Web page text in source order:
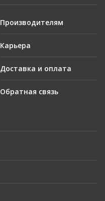
Производителям
Карьера
Доставка и оплата
Обратная связь